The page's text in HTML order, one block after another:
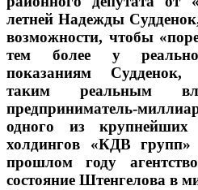
летней Надежды
возможности, чтобы
тем более у
показаниям Судденок,
таким реальным
предприниматель-
одного из
холдингов «КДВ
прошлом году
состояние Штенгелова в